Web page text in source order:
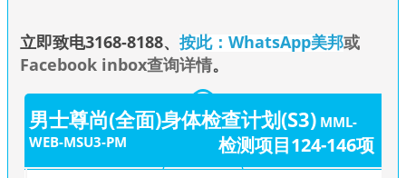
立即致电3168-8188、 按此：WhatsApp美邦或
Facebook inbox查询详情。
男士尊尚(全面)身体检查计划(S3) MML-
WEB-MSU3-PM
检测项目124-146项